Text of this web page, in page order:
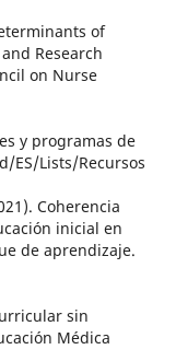
of
Research
on Nurse
y programas de
ES/Lists/Recursos
Coherencia
inicial en
de aprendizaje.
sin
Médica